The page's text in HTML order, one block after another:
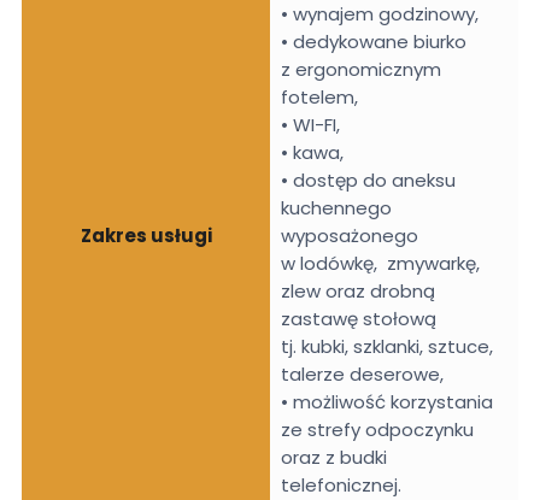
Zakres usługi
• wynajem godzinowy,
• dedykowane biurko
z ergonomicznym
fotelem,
• WI-FI,
• kawa,
• dostęp do aneksu
kuchennego
wyposażonego
w lodówkę, zmywarkę,
zlew oraz drobną
zastawę stołową
tj. kubki, szklanki, sztuce,
talerze deserowe,
• możliwość korzystania
ze strefy odpoczynku
oraz z budki
telefonicznej.